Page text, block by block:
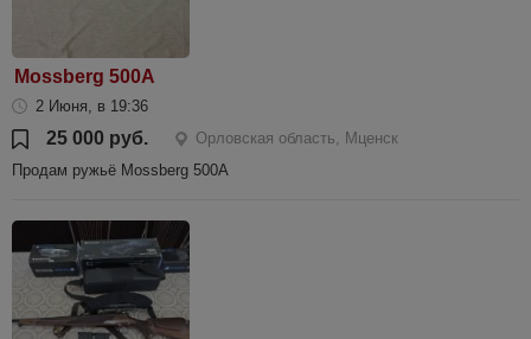
Mossberg 500A
2 Июня, в 19:36
25 000 руб.
Орловская область, Мценск
Продам ружьё Mossberg 500A